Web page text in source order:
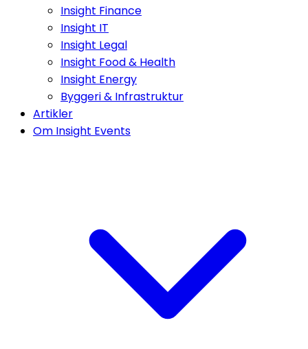
Insight Finance
Insight IT
Insight Legal
Insight Food & Health
Insight Energy
Byggeri & Infrastruktur
Artikler
Om Insight Events